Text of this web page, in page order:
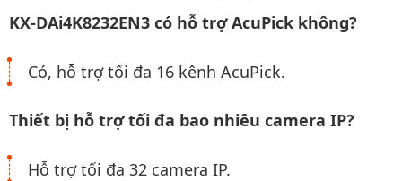
KX-DAi4K8232EN3 có hỗ trợ AcuPick không?
Có, hỗ trợ tối đa 16 kênh AcuPick.
Thiết bị hỗ trợ tối đa bao nhiêu camera IP?
Hỗ trợ tối đa 32 camera IP.